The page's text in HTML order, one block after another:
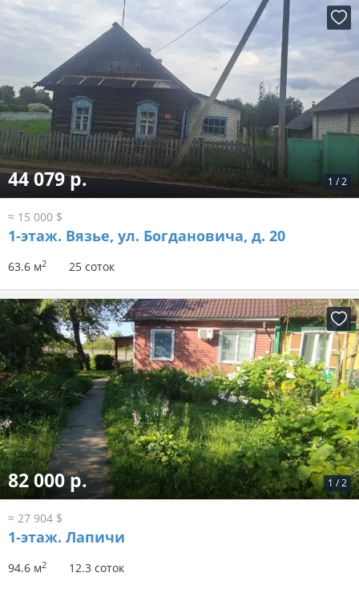
1 /2
44 079 р.
≈ 15 000 $
1-этаж. Вязье, ул. Богдановича, д. 20
63.6 м2 25 соток
1 /2
82 000 р.
≈ 27 904 $
1-этаж. Лапичи
94.6 м2 12.3 соток